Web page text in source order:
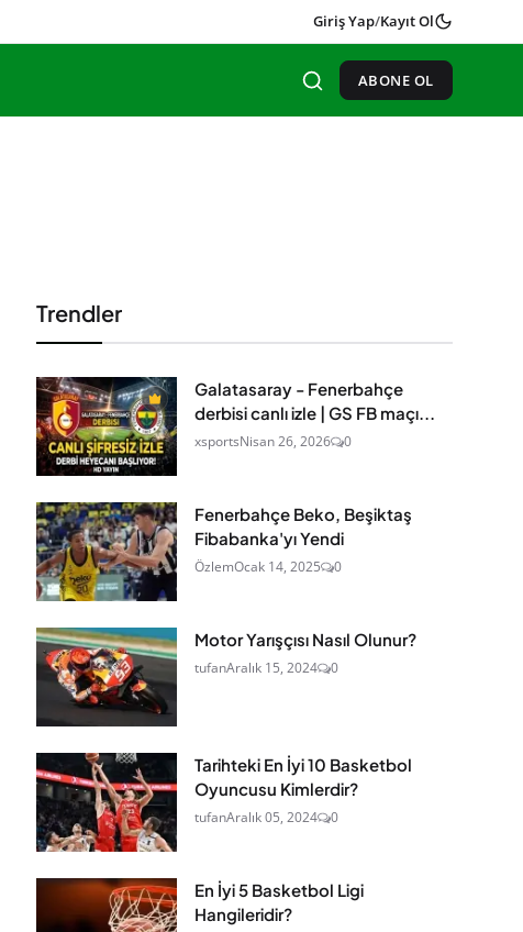
Giriş Yap/Kayıt Ol
ABONE OL
Trendler
Galatasaray - Fenerbahçe
derbisi canlı izle | GS FB maçı...
xsportsNisan 26, 2026 0
Fenerbahçe Beko, Beşiktaş
Fibabanka'yı Yendi
ÖzlemOcak 14, 2025 0
Motor Yarışçısı Nasıl Olunur?
tufanAralık 15, 2024 0
Tarihteki En İyi 10 Basketbol
Oyuncusu Kimlerdir?
tufanAralık 05, 2024 0
En İyi 5 Basketbol Ligi
Hangileridir?